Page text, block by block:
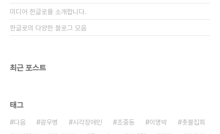
미디어 한글로를 소개합니다.
한글로의 다양한 블로그 모음
최근 포스트
태그
다음 광우병 시각장애인 조중동 이명박
촛불집회